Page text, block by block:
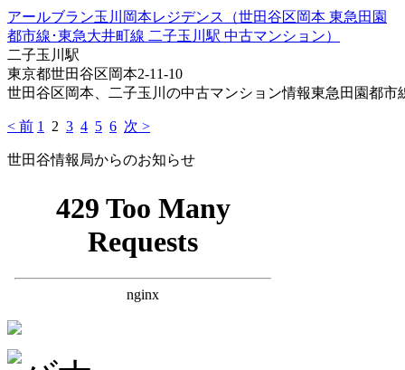
アールブラン玉川岡本レジデンス（世田谷区岡本 東急田園
都市線･東急大井町線 二子玉川駅 中古マンション）
二子玉川駅
東京都世田谷区岡本2-11-10
世田谷区岡本、二子玉川の中古マンション情報東急田園都市
< 前 1 2 3 4 5 6 次 >
世田谷情報局からのお知らせ